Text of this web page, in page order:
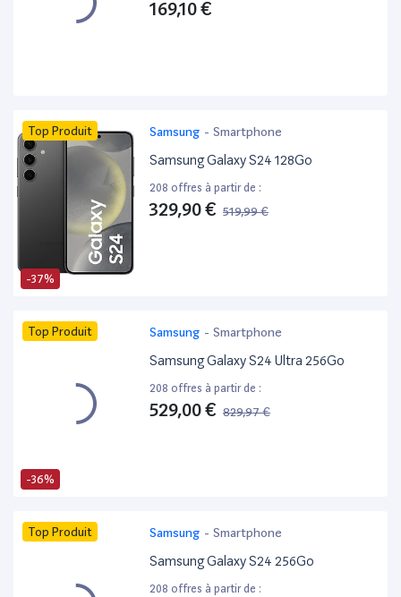
169,10 €
-37%
Top Produit Samsung - Smartphone
Samsung Galaxy S24 128Go
208 offres à partir de :
329,90 € 519,99 €
-36%
Top Produit Samsung - Smartphone
Samsung Galaxy S24 Ultra 256Go
208 offres à partir de :
529,00 € 829,97 €
Top Produit Samsung - Smartphone
Samsung Galaxy S24 256Go
208 offres à partir de :